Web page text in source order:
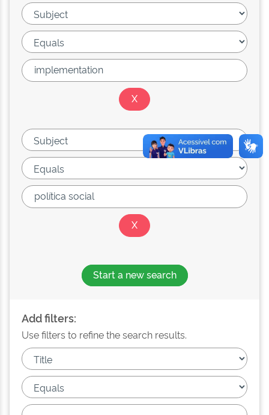
Start a new search
Add filters:
Use filters to refine the search results.